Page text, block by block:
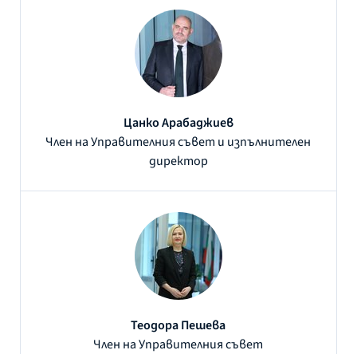
Цанко Арабаджиев
Член на Управителния съвет и изпълнителен
директор
Теодора Пешева
Член на Управителния съвет